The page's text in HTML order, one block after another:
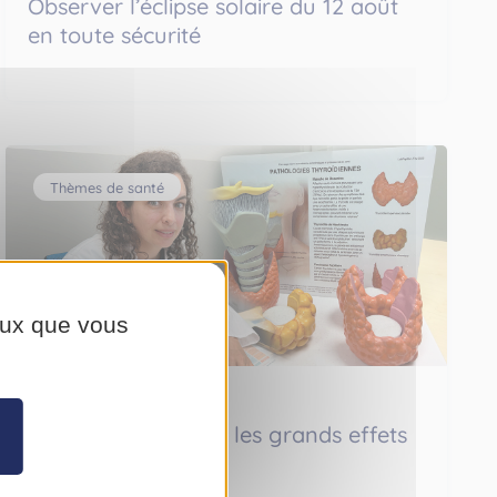
Observer l’éclipse solaire du 12 août
en toute sécurité
Thèmes de santé
Thyroïde déréglée : les grands effets
que vous